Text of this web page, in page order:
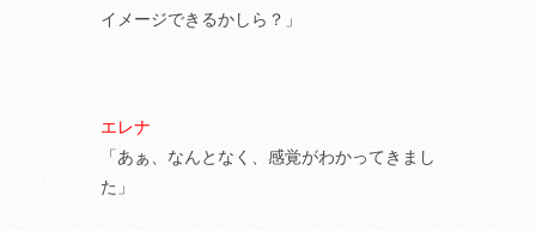
イメージできるかしら？」
エレナ
「あぁ、なんとなく、感覚がわかってきまし
た」